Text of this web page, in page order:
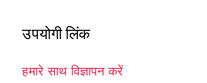
उपयोगी लिंक
हमारे साथ विज्ञापन करें